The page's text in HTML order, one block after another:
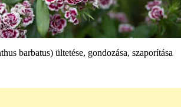
barbatus) ültetése, gondozása, szaporítása